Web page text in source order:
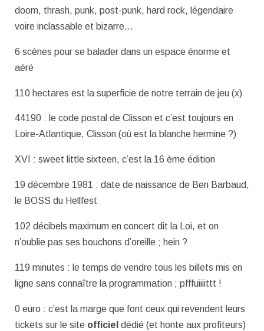
doom, thrash, punk, post-punk, hard rock, légendaire
voire inclassable et bizarre…
6 scènes pour se balader dans un espace énorme et
aéré
110 hectares est la superficie de notre terrain de jeu (x)
44190 : le code postal de Clisson et c’est toujours en
Loire-Atlantique, Clisson (où est la blanche hermine ?)
XVI : sweet little sixteen, c’est la 16 ème édition
19 décembre 1981 : date de naissance de Ben Barbaud,
le BOSS du Hellfest
102 décibels maximum en concert dit la Loi, et on
n’oublie pas ses bouchons d’oreille ; hein ?
119 minutes : le temps de vendre tous les billets mis en
ligne sans connaître la programmation ; pfffuiiiittt !
0 euro : c’est la marge que font ceux qui revendent leurs
tickets sur le site officiel dédié (et honte aux profiteurs)